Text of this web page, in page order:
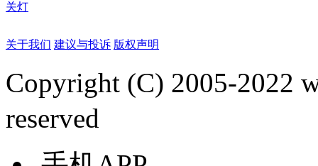
关灯
关于我们 建议与投诉 版权声明
Copyright (C) 2005-2022
reserved